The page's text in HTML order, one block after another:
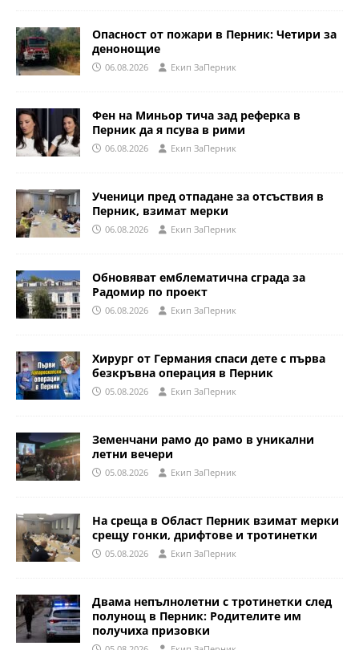
Опасност от пожари в Перник: Четири за
денонощие
06.08.2026 Eкип ЗаПерник
Фен на Миньор тича зад реферка в
Перник да я псува в рими
06.08.2026 Eкип ЗаПерник
Ученици пред отпадане за отсъствия в
Перник, взимат мерки
06.08.2026 Eкип ЗаПерник
Обновяват емблематична сграда за
Радомир по проект
06.08.2026 Eкип ЗаПерник
Хирург от Германия спаси дете с първа
безкръвна операция в Перник
05.08.2026 Eкип ЗаПерник
Земенчани рамо до рамо в уникални
летни вечери
05.08.2026 Eкип ЗаПерник
На среща в Област Перник взимат мерки
срещу гонки, дрифтове и тротинетки
05.08.2026 Eкип ЗаПерник
Двама непълнолетни с тротинетки след
полунощ в Перник: Родителите им
получиха призовки